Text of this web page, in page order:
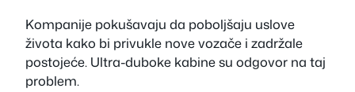
Kompanije pokušavaju da poboljšaju uslove
života kako bi privukle nove vozače i zadržale
postojeće. Ultra-duboke kabine su odgovor na taj
problem.